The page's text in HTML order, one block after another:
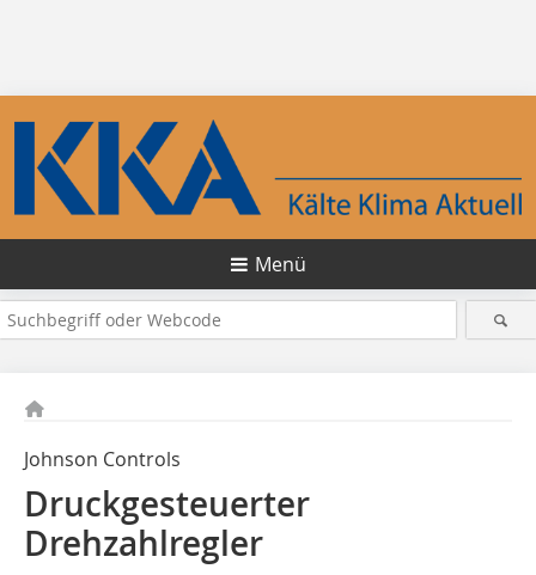
Menü
Johnson Controls
Druckgesteuerter
Drehzahlregler